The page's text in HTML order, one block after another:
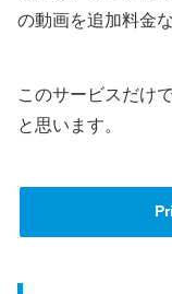
の動画を追加料金
このサービスだけ
と思います。